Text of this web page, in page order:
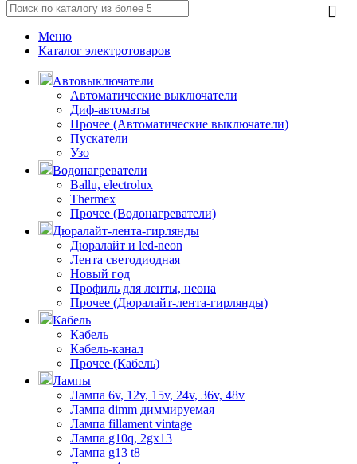
Меню
Каталог электротоваров
Автовыключатели
Автоматические выключатели
Диф-автоматы
Прочее (Автоматические выключатели)
Пускатели
Узо
Водонагреватели
Ballu, electrolux
Thermex
Прочее (Водонагреватели)
Дюралайт-лента-гирлянды
Дюралайт и led-neon
Лента светодиодная
Новый год
Профиль для ленты, неона
Прочее (Дюралайт-лента-гирлянды)
Кабель
Кабель
Кабель-канал
Прочее (Кабель)
Лампы
Лампа 6v, 12v, 15v, 24v, 36v, 48v
Лампа dimm диммируемая
Лампа fillament vintage
Лампа g10q, 2gx13
Лампа g13 t8